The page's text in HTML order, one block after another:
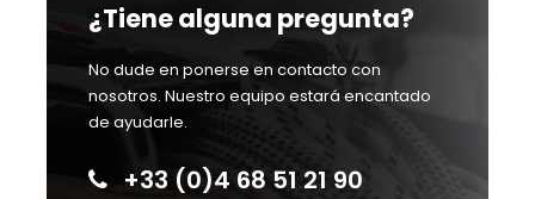
¿Tiene alguna pregunta?
No dude en ponerse en contacto con
nosotros. Nuestro equipo estará encantado
de ayudarle.
+33 (0)4 68 51 21 90